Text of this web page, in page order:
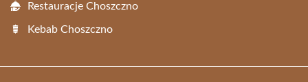
Restauracje Choszczno
Kebab Choszczno